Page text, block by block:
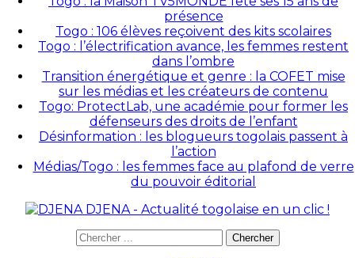
présence
Togo : 106 élèves reçoivent des kits scolaires
Togo : l’électrification avance, les femmes restent
dans l’ombre
Transition énergétique et genre : la COFET mise
sur les médias et les créateurs de contenu
Togo: ProtectLab, une académie pour former les
défenseurs des droits de l’enfant
Désinformation : les blogueurs togolais passent à
l’action
Médias/Togo : les femmes face au plafond de verre
du pouvoir éditorial
DJENA - Actualité togolaise en un clic !